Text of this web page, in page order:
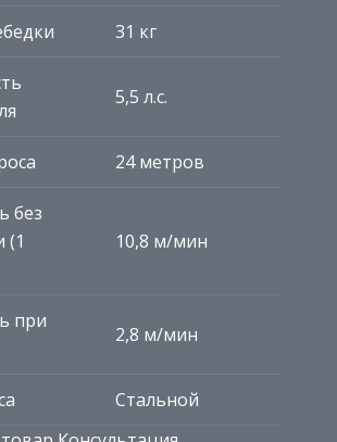
31 кг
5,5 л.с.
24 метров
без
(1
10,8 м/мин
при
2,8 м/мин
Стальной